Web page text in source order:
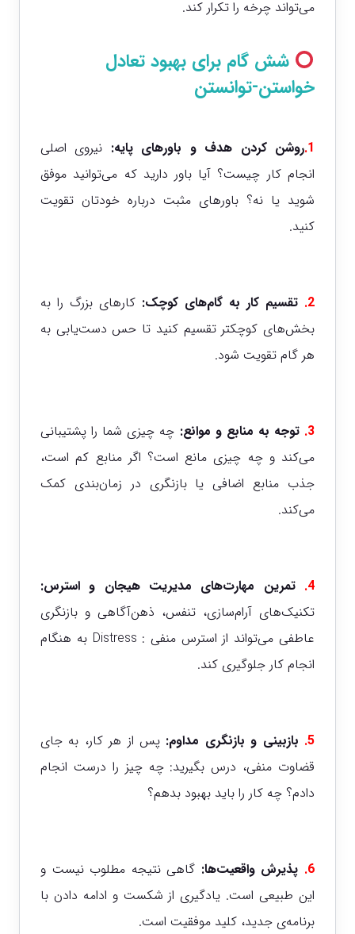
می‌تواند چرخه را تکرار کند.
شش گام برای بهبود تعادل
خواستن-توانستن
1.روشن کردن هدف و باورهای پایه: نیروی اصلی
انجام کار چیست؟ آیا باور دارید که می‌توانید موفق
شوید یا نه؟ باورهای مثبت درباره خودتان تقویت
کنید.
2. تقسیم کار به گام‌های کوچک: کارهای بزرگ را به
بخش‌های کوچکتر تقسیم کنید تا حس دست‌یابی به
هر گام تقویت شود.
3. توجه به منابع و موانع: چه چیزی شما را پشتیبانی
می‌کند و چه چیزی مانع است؟ اگر منابع کم است،
جذب منابع اضافی یا بازنگری در زمان‌بندی کمک
می‌کند.
4. تمرین مهارت‌های مدیریت هیجان و استرس:
تکنیک‌های آرام‌سازی، تنفس، ذهن‌آگاهی و بازنگری
عاطفی می‌تواند از استرس منفی : Distress به هنگام
انجام کار جلوگیری کند.
5. بازبینی و بازنگری مداوم: پس از هر کار، به جای
قضاوت منفی، درس بگیرید: چه چیز را درست انجام
دادم؟ چه کار را باید بهبود بدهم؟
6. پذیرش واقعیت‌ها: گاهی نتیجه مطلوب نیست و
این طبیعی است. یادگیری از شکست و ادامه دادن با
برنامه‌ی جدید، کلید موفقیت است.